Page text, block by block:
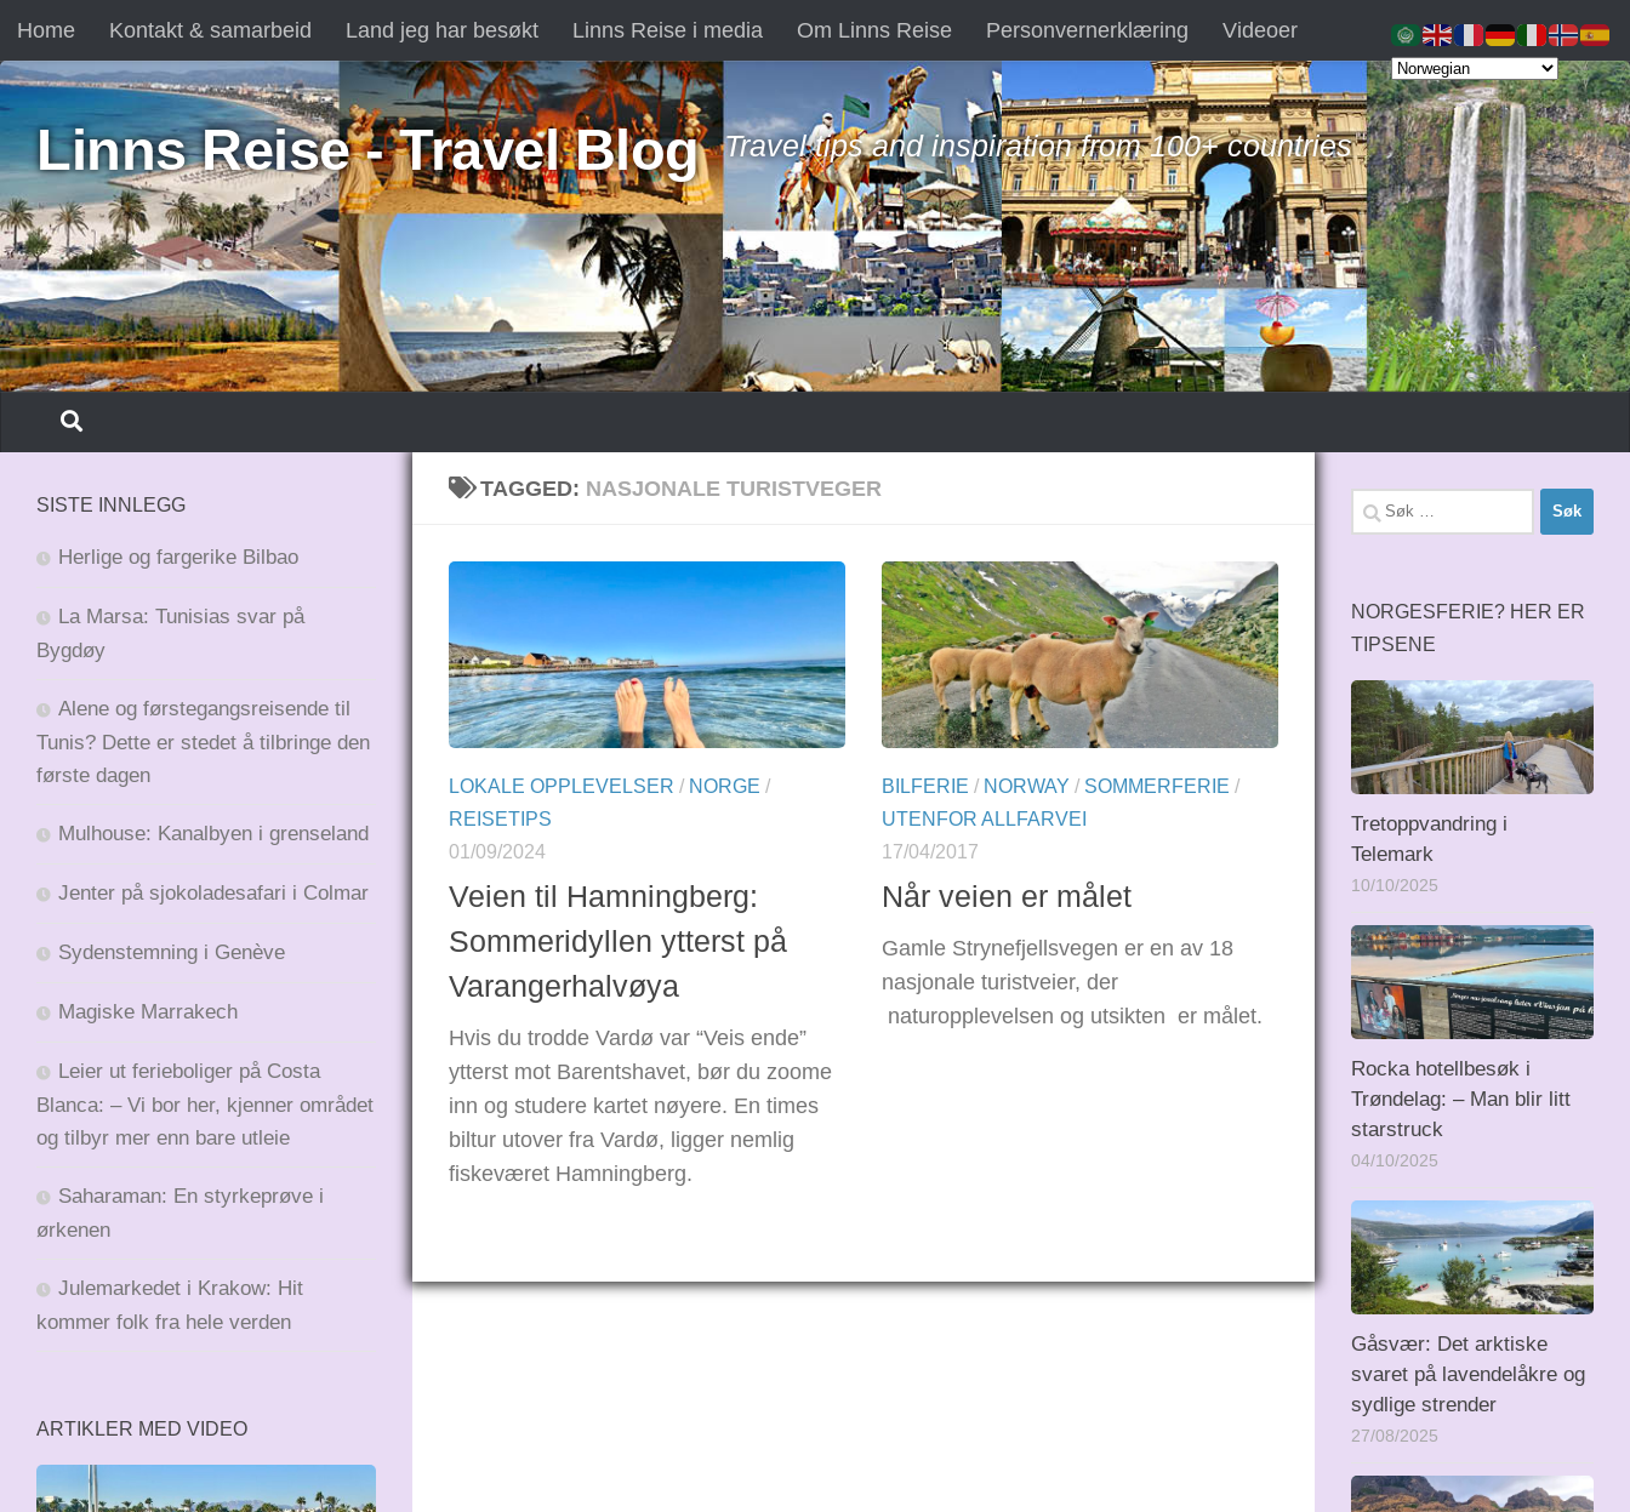
Skip to content
Home Kontakt & samarbeid Land jeg har besøkt Linns Reise i media Om Linns Reise Personvernerklæring Videoer
Linns Reise - Travel Blog Travel tips and inspiration from 100+ countries
TAGGED: NASJONALE TURISTVEGER
LOKALE OPPLEVELSER / NORGE /
REISETIPS
01/09/2024
Veien til Hamningberg:
Sommeridyllen ytterst på
Varangerhalvøya
Hvis du trodde Vardø var “Veis ende”
ytterst mot Barentshavet, bør du zoome
inn og studere kartet nøyere. En times
biltur utover fra Vardø, ligger nemlig
fiskeværet Hamningberg.
BILFERIE / NORWAY / SOMMERFERIE /
UTENFOR ALLFARVEI
17/04/2017
Når veien er målet
Gamle Strynefjellsvegen er en av 18
nasjonale turistveier, der
naturopplevelsen og utsikten er målet.
SISTE INNLEGG
Herlige og fargerike Bilbao
La Marsa: Tunisias svar på
Bygdøy
Alene og førstegangsreisende til
Tunis? Dette er stedet å tilbringe den
første dagen
Mulhouse: Kanalbyen i grenseland
Jenter på sjokoladesafari i Colmar
Sydenstemning i Genève
Magiske Marrakech
Leier ut ferieboliger på Costa
Blanca: – Vi bor her, kjenner området
og tilbyr mer enn bare utleie
Saharaman: En styrkeprøve i
ørkenen
Julemarkedet i Krakow: Hit
kommer folk fra hele verden
ARTIKLER MED VIDEO
Søk
etter:
NORGESFERIE? HER ER
TIPSENE
Tretoppvandring i
Telemark
10/10/2025
Rocka hotellbesøk i
Trøndelag: – Man blir litt
starstruck
04/10/2025
Gåsvær: Det arktiske
svaret på lavendelåkre og
sydlige strender
27/08/2025